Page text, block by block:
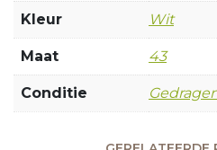
Kleur Wit
Maat 43
Conditie